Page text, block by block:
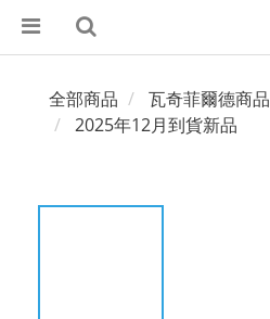
全部商品
瓦奇菲爾德商品
2025年12月到貨新品